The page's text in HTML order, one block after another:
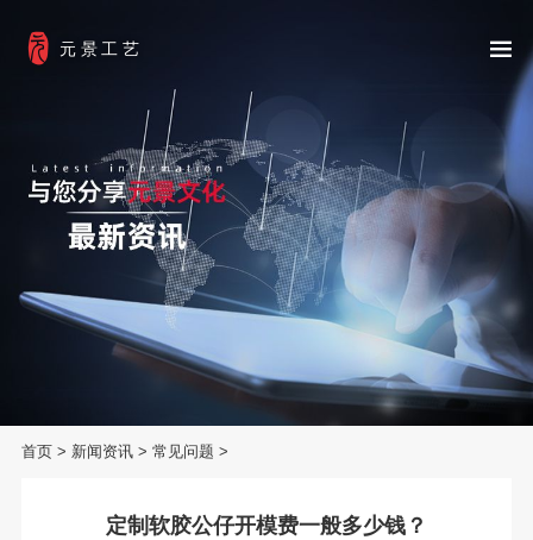
元景工艺
首页 > 新闻资讯> 常见问题 >
定制软胶公仔开模费一般多少钱？